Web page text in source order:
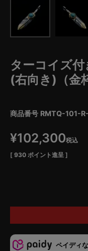
ターコイズ
(右向き)（金
商品番号 RMTQ-101-
¥102,300税込
[ 930 ポイント進呈 ]
ペイディ